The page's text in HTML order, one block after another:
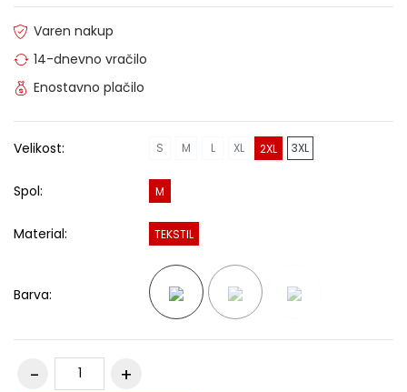
Varen nakup
14-dnevno vračilo
Enostavno plačilo
Velikost: S M L XL 2XL 3XL
Spol: M
Material: TEKSTIL
Barva: